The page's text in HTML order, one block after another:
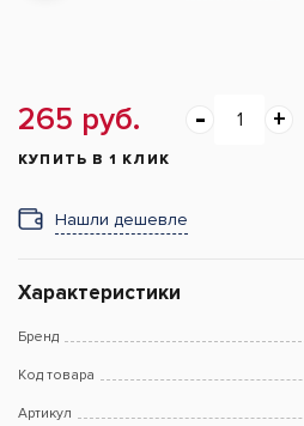
265 руб.
КУПИТЬ В 1 КЛИК
Нашли дешевле
Характеристики
Бренд
Код товара
Артикул